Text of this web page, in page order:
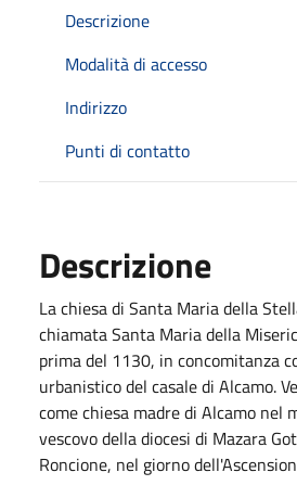
Descrizione
Modalità di accesso
Indirizzo
Punti di contatto
Descrizione
La chiesa di Santa Maria della
chiamata Santa Maria della
prima del 1130, in concomitanza
urbanistico del casale di Alcamo.
come chiesa madre di Alcamo nel
vescovo della diocesi di Mazara
Roncione, nel giorno